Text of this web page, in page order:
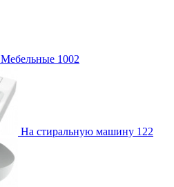
Мебельные 1002
На стиральную машину 122